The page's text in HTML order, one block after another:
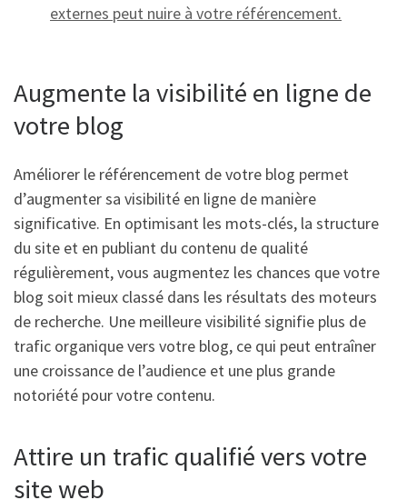
externes peut nuire à votre référencement.
Augmente la visibilité en ligne de
votre blog
Améliorer le référencement de votre blog permet
d’augmenter sa visibilité en ligne de manière
significative. En optimisant les mots-clés, la structure
du site et en publiant du contenu de qualité
régulièrement, vous augmentez les chances que votre
blog soit mieux classé dans les résultats des moteurs
de recherche. Une meilleure visibilité signifie plus de
trafic organique vers votre blog, ce qui peut entraîner
une croissance de l’audience et une plus grande
notoriété pour votre contenu.
Attire un trafic qualifié vers votre
site web